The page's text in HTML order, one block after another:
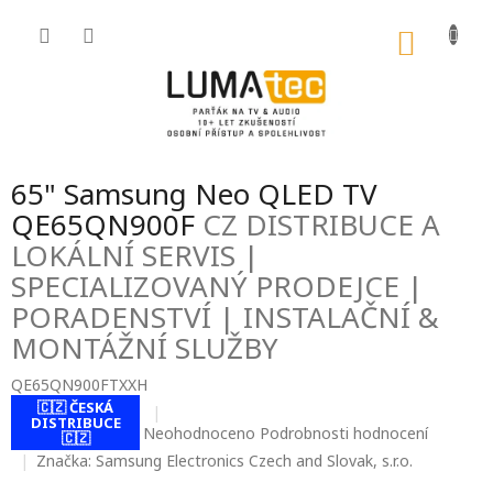
65" Samsung Neo QLED TV
QE65QN900F CZ DISTRIBUCE A
LOKÁLNÍ SERVIS |
SPECIALIZOVANÝ PRODEJCE |
PORADENSTVÍ | INSTALAČNÍ &
MONTÁŽNÍ SLUŽBY
QE65QN900FTXXH
🇨🇿 ČESKÁ
DISTRIBUCE
🇨🇿
Průměrné
hodnocení
produktu
Neohodnoceno Podrobnosti hodnocení
Značka: Samsung Electronics Czech and Slovak, s.r.o.